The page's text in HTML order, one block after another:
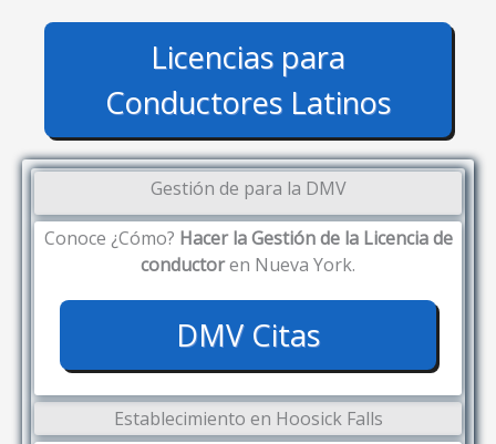
Licencias para
Conductores Latinos
Gestión de para la DMV
Establecimiento en Hoosick Falls
Conoce ¿Cómo? Hacer la Gestión de la Licencia de
conductoren Nueva York.
DMV Citas